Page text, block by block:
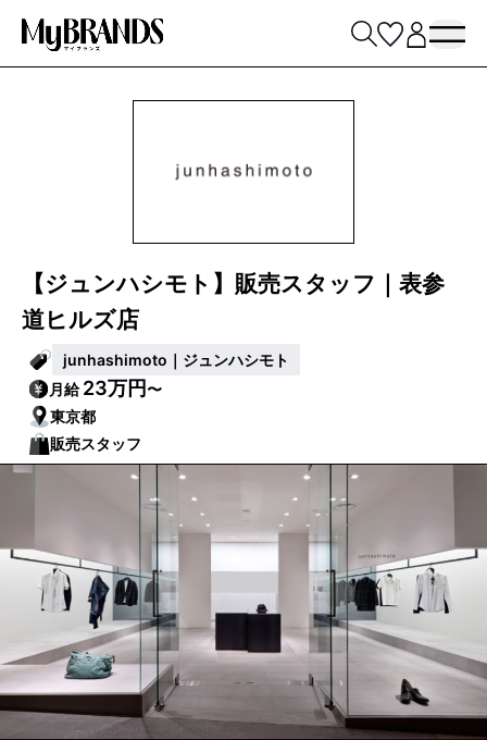
【ジュンハシモト】販売スタッフ｜表参
道ヒルズ店
junhashimoto｜ジュンハシモト
月給23万円〜
東京都
販売スタッフ